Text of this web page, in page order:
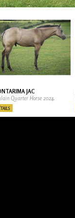
JAC
Quarter Horse 2024.